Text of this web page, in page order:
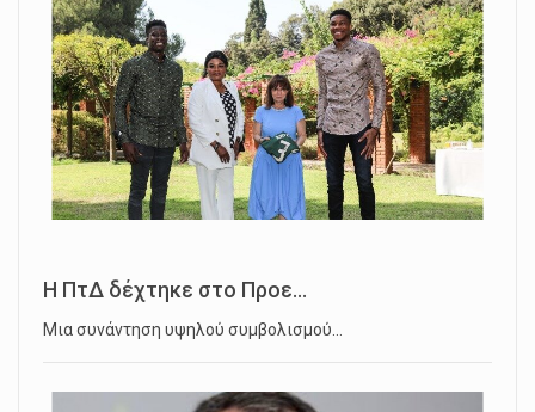
Η ΠτΔ δέχτηκε στο Προε...
Μια συνάντηση υψηλού συμβολισμού…